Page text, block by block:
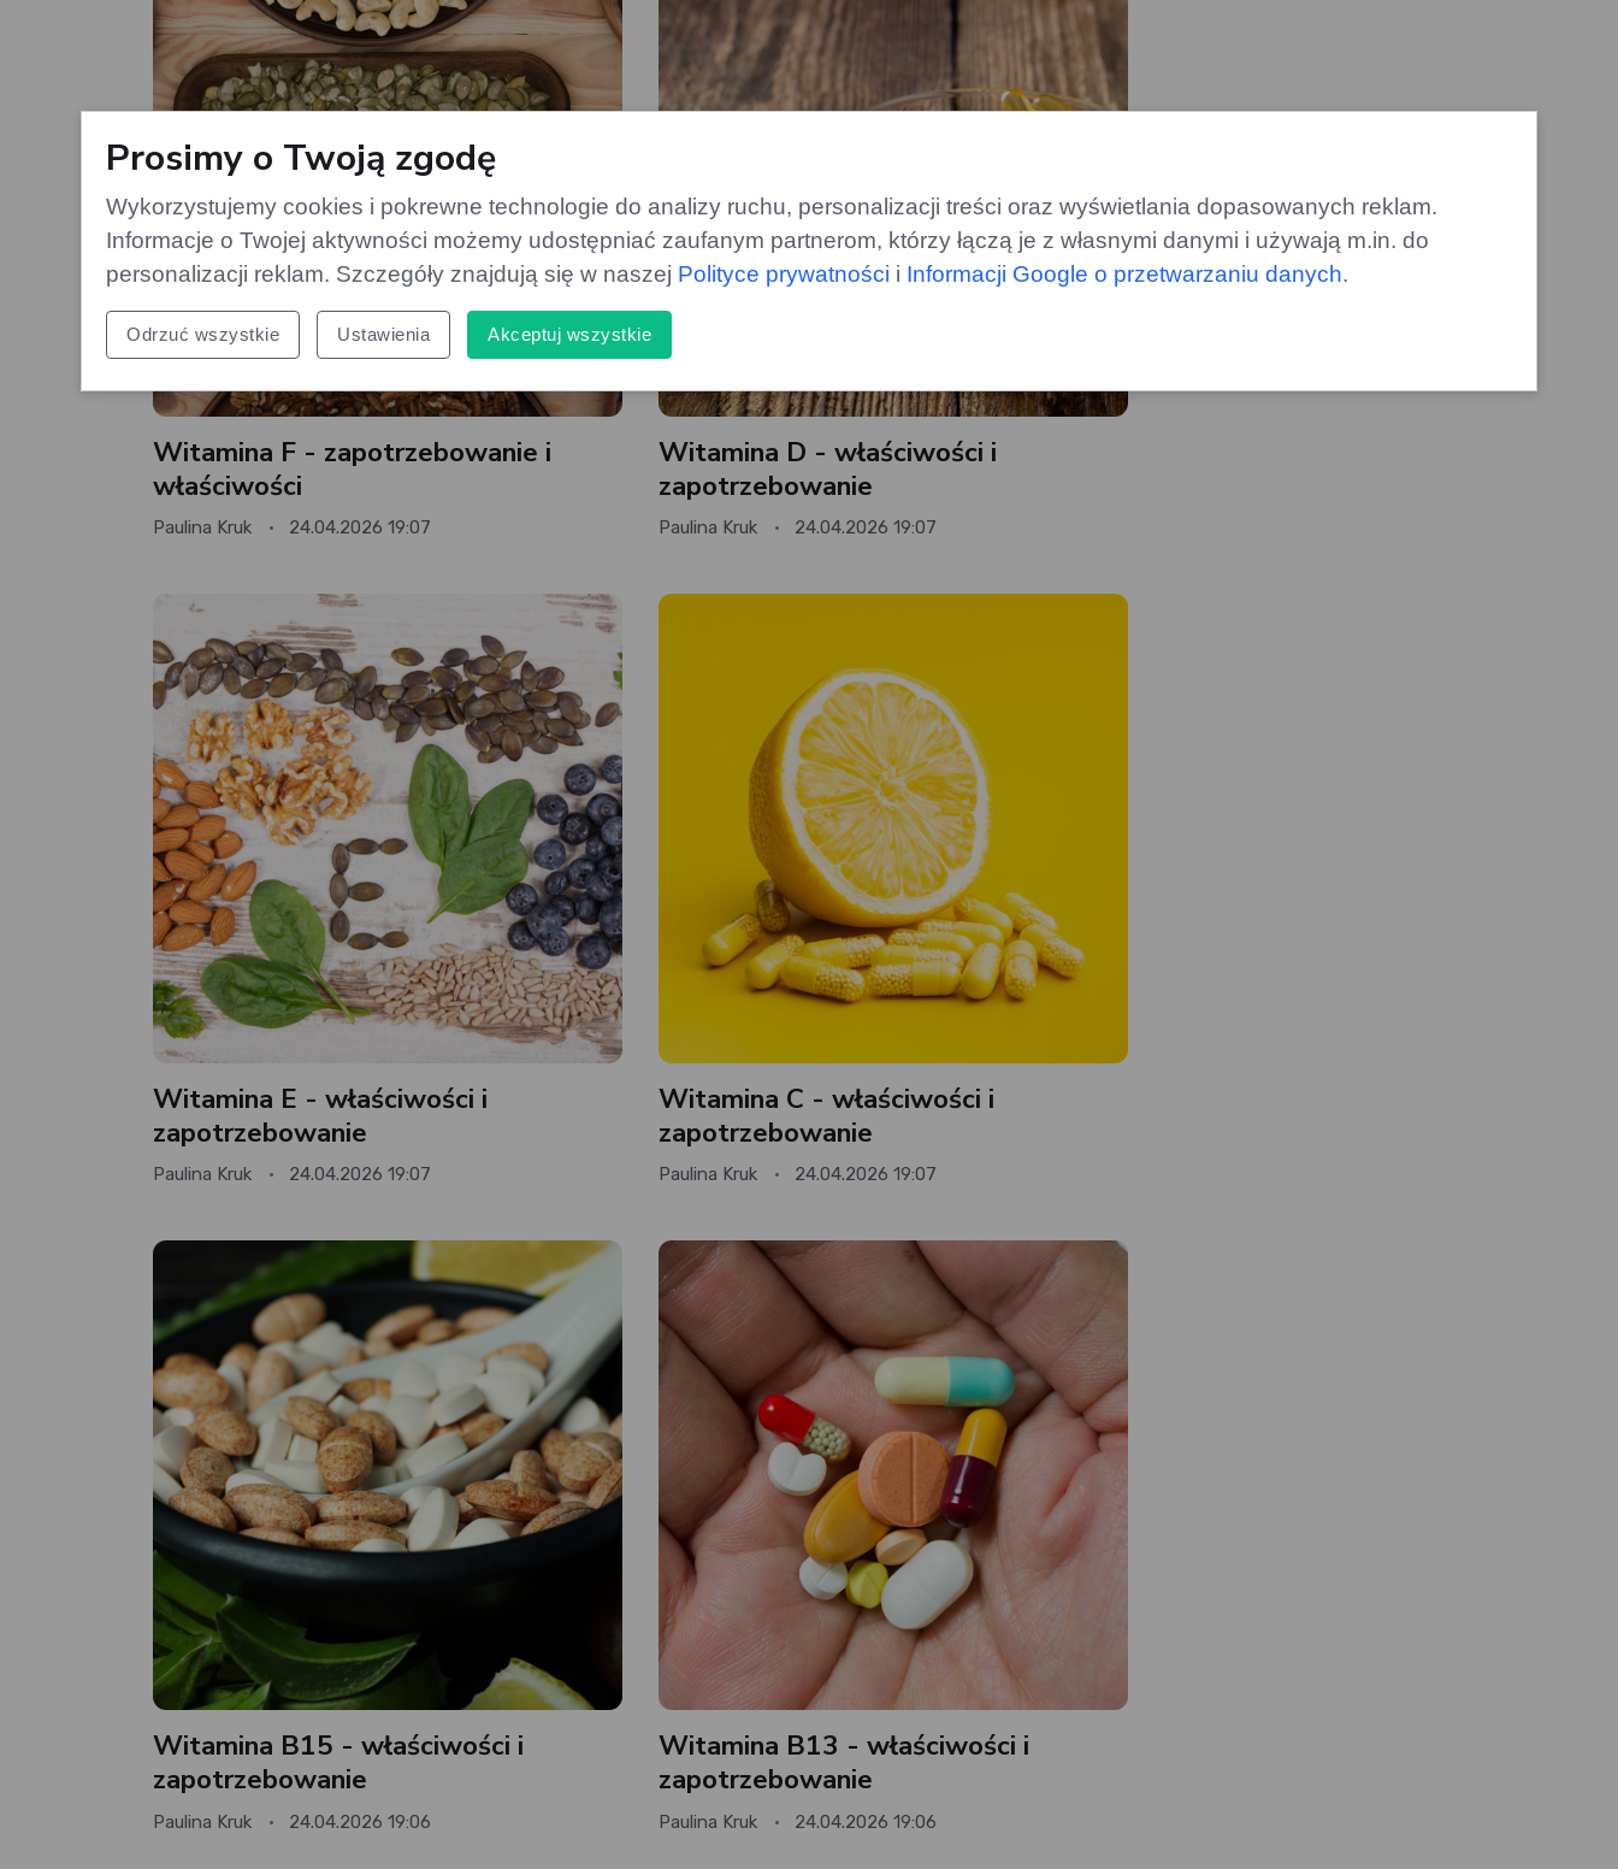
Witamina F - zapotrzebowanie i
właściwości
Paulina Kruk 24.04.2026 19:07
Witamina D - właściwości i
zapotrzebowanie
Paulina Kruk 24.04.2026 19:07
Witamina E - właściwości i
zapotrzebowanie
Paulina Kruk 24.04.2026 19:07
Witamina C - właściwości i
zapotrzebowanie
Paulina Kruk 24.04.2026 19:07
Witamina B15 - właściwości i
zapotrzebowanie
Paulina Kruk 24.04.2026 19:06
Witamina B13 - właściwości i
zapotrzebowanie
Paulina Kruk 24.04.2026 19:06
Prosimy o Twoją zgodę
Wykorzystujemy cookies i pokrewne technologie do analizy ruchu, personalizacji treści oraz wyświetlania dopasowanych reklam.
Informacje o Twojej aktywności możemy udostępniać zaufanym partnerom, którzy łączą je z własnymi danymi i używają m.in. do
personalizacji reklam. Szczegóły znajdują się w naszej Polityce prywatności i Informacji Google o przetwarzaniu danych.
Odrzuć wszystkie Ustawienia Akceptuj wszystkie